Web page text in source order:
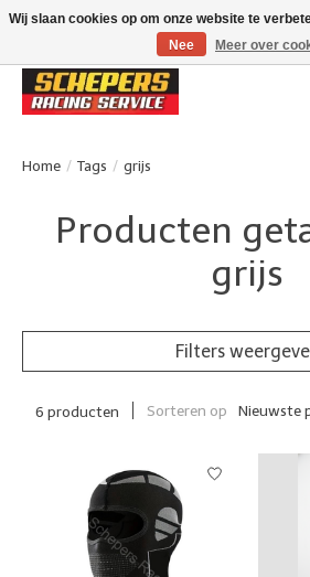
Klanten beoordelen ons met een 4,8/5 op Google
Home / Tags / grijs
Producten
grijs
Filters
6 producten Sorteren op Nieuwste
Wij slaan cookies op om onze website te
Nee
Meer over